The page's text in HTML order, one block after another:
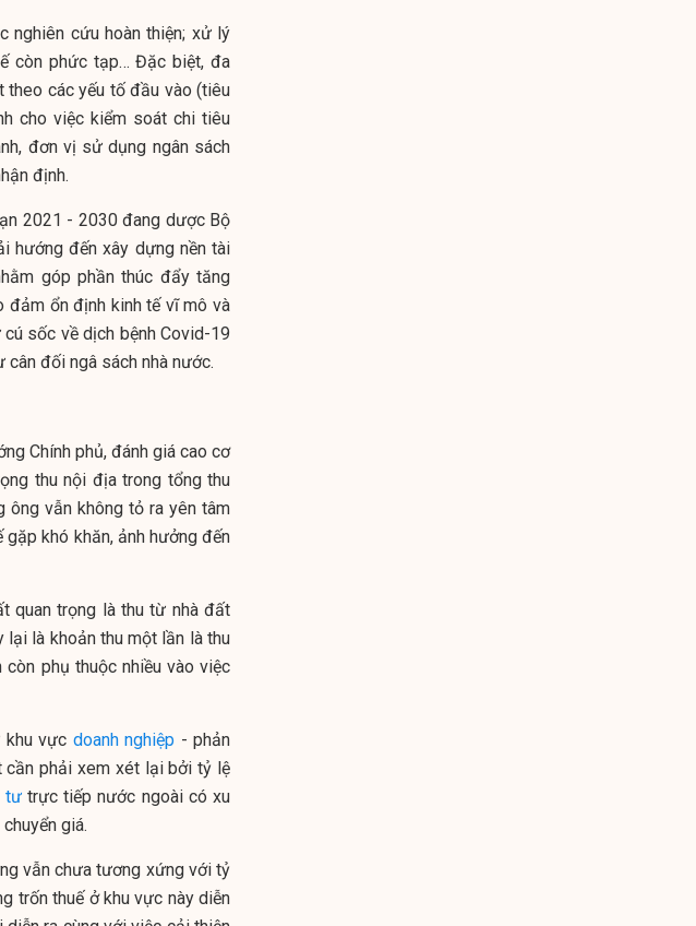
nghiên cứu hoàn thiện; xử lý
còn phức tạp… Đặc biệt, đa
theo các yếu tố đầu vào (tiêu
cho việc kiểm soát chi tiêu
đơn vị sử dụng ngân sách
định.
2021 - 2030 đang dược Bộ
hướng đến xây dựng nền tài
góp phần thúc đẩy tăng
đảm ổn định kinh tế vĩ mô và
sốc về dịch bệnh Covid-19
đối ngâ sách nhà nước.
Chính phủ, đánh giá cao cơ
thu nội địa trong tổng thu
ông vẫn không tỏ ra yên tâm
khó khăn, ảnh hưởng đến
quan trọng là thu từ nhà đất
lại là khoản thu một lần là thu
còn phụ thuộc nhiều vào việc
khu vực doanh nghiệp - phản
cần phải xem xét lại bởi tỷ lệ
tưtrực tiếp nước ngoài có xu
giá.
vẫn chưa tương xứng với tỷ
trốn thuế ở khu vực này diễn